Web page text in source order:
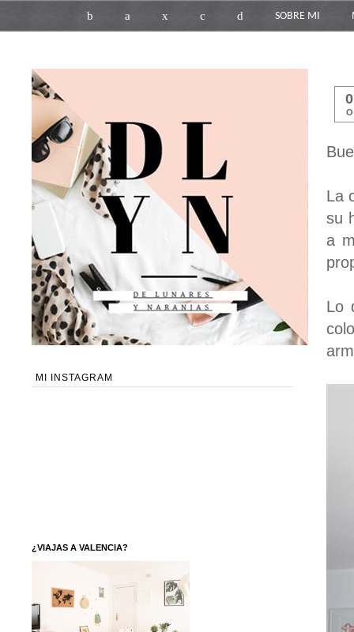
b a x c d SOBRE MI
La
su
a
Lo
MI INSTAGRAM
¿VIAJAS A VALENCIA?